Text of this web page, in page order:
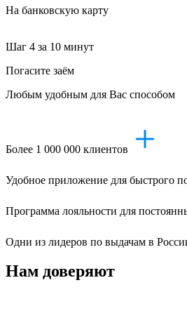
На банковскую карту
Шаг 4 за 10 минут
Погасите заём
Любым удобным для Вас способом
Более 1 000 000 клиентов
Удобное приложение для быстрого
Программа лояльности для
Одни из лидеров по выдачам в
Нам доверяют